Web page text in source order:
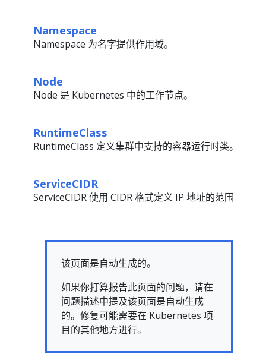
Namespace
Namespace 为名字提供作用域。
Node
Node 是 Kubernetes 中的工作节点。
RuntimeClass
RuntimeClass 定义集群中支持的容器运行时类。
ServiceCIDR
ServiceCIDR 使用 CIDR 格式定义 IP 地址的范围
该页面是自动生成的。
如果你打算报告此页面的问题，请在
问题描述中提及该页面是自动生成
的。修复可能需要在 Kubernetes 项
目的其他地方进行。